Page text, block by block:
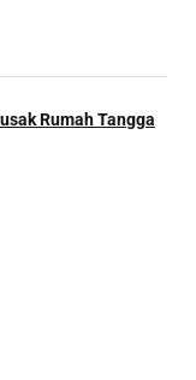
Rumah Tangga